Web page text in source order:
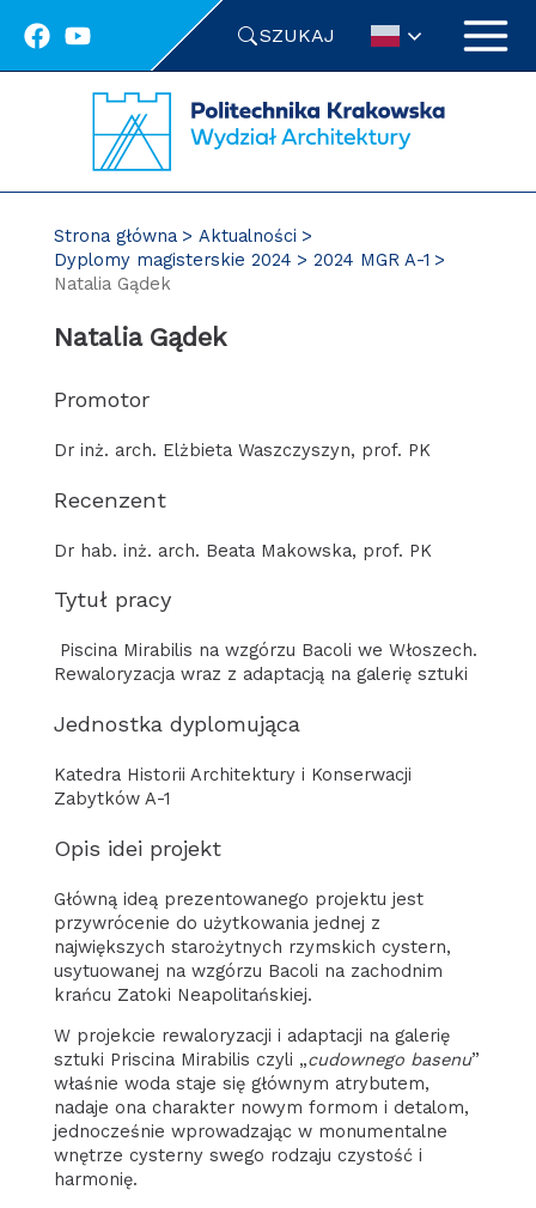
SZUKAJ
Strona główna
Aktualności
Dyplomy magisterskie 2024
2024 MGR A-1
Natalia Gądek
Natalia Gądek
Promotor
Dr inż. arch. Elżbieta Waszczyszyn, prof. PK
Recenzent
Dr hab. inż. arch. Beata Makowska, prof. PK
Tytuł pracy
Piscina Mirabilis na wzgórzu Bacoli we Włoszech.
Rewaloryzacja wraz z adaptacją na galerię sztuki
Jednostka dyplomująca
Katedra Historii Architektury i Konserwacji
Zabytków A-1
Opis idei projekt
Główną ideą prezentowanego projektu jest
przywrócenie do użytkowania jednej z
największych starożytnych rzymskich cystern,
usytuowanej na wzgórzu Bacoli na zachodnim
krańcu Zatoki Neapolitańskiej.
W projekcie rewaloryzacji i adaptacji na galerię
sztuki Priscina Mirabilis czyli „cudownego basenu”
właśnie woda staje się głównym atrybutem,
nadaje ona charakter nowym formom i detalom,
jednocześnie wprowadzając w monumentalne
wnętrze cysterny swego rodzaju czystość i
harmonię.